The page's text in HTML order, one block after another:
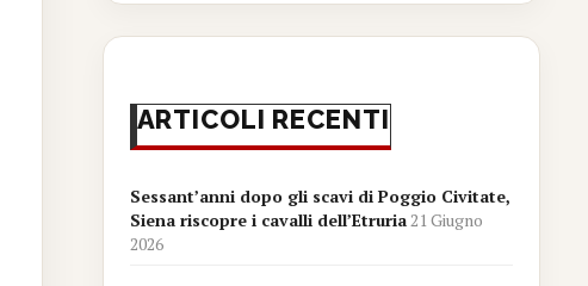
ARTICOLI RECENTI
Sessant’anni dopo gli scavi di Poggio Civitate,
Siena riscopre i cavalli dell’Etruria21 Giugno
2026